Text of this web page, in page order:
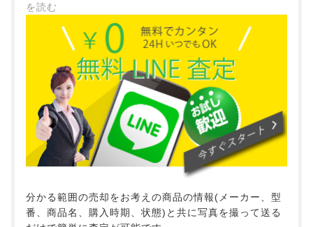
を読む
分かる範囲の売却をお考えの商品の情報(メーカー、型
番、商品名、購入時期、状態)と共に写真を撮って送る